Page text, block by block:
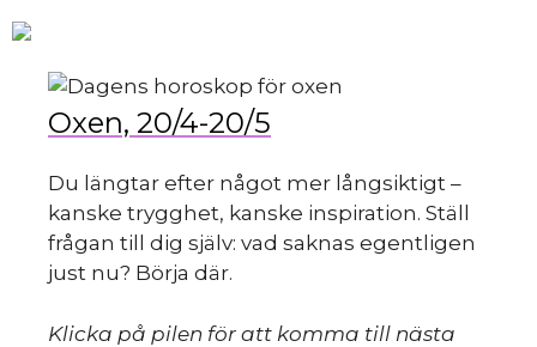
till
innehåll
Oxen, 20/4-20/5
Du längtar efter något mer långsiktigt –
kanske trygghet, kanske inspiration. Ställ
frågan till dig själv: vad saknas egentligen
just nu? Börja där.
Klicka på pilen för att komma till nästa